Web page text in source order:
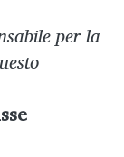
per la